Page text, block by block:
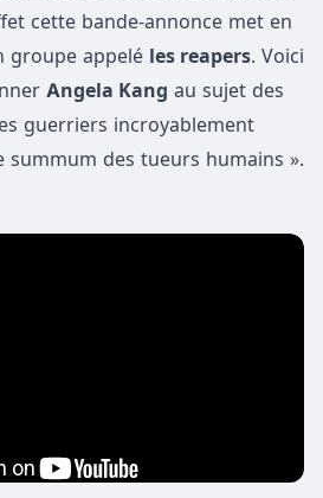
cette bande-annonce met en
groupe appelé les reapers. Voici
Angela Kang au sujet des
guerriers incroyablement
summum des tueurs humains ».